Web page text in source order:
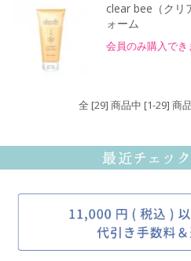
clear bee（ク
ォーム
会員のみ購入でき
全 [29] 商品中 [1-29] 商